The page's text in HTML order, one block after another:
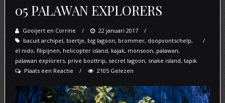
05 PALAWAN EXPLORERS
Gooijert en Corrine
Posted
on
22 januari 2017
bacuit archipel, biertje, big lagoon, brommer, doopvontschelp,
el nido, filipijnen, helicopter island, kajak, monsoon, palawan,
palawan explorers, prive boottrip, secret lagoon, snake island, tapik
Plaats een Reactie
2105 Gelezen